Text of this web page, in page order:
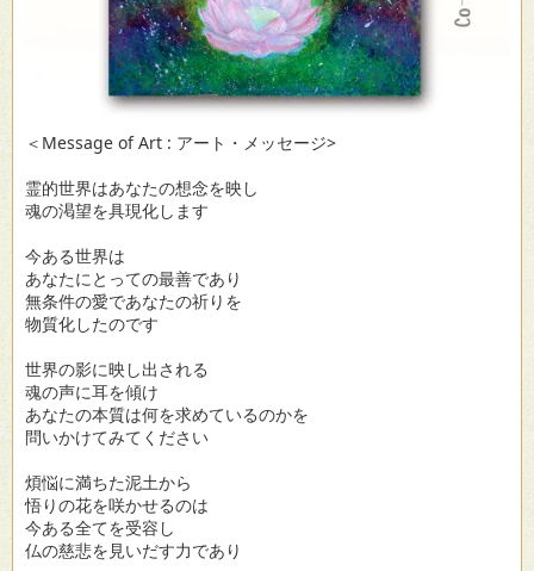
＜Message of Art : アート・メッセージ>
霊的世界はあなたの想念を映し
魂の渇望を具現化します
今ある世界は
あなたにとっての最善であり
無条件の愛であなたの祈りを
物質化したのです
世界の影に映し出される
魂の声に耳を傾け
あなたの本質は何を求めているのかを
問いかけてみてください
煩悩に満ちた泥土から
悟りの花を咲かせるのは
今ある全てを受容し
仏の慈悲を見いだす力であり